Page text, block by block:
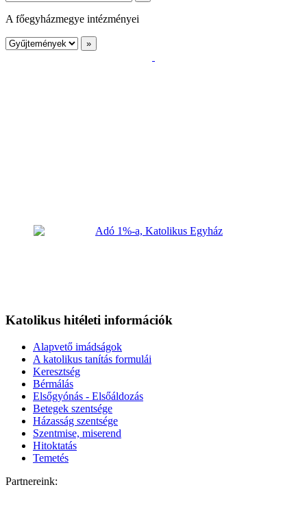
A főegyházmegye intézményei
Katolikus hitéleti információk
Alapvető imádságok
A katolikus tanítás formulái
Keresztség
Bérmálás
Elsőgyónás - Elsőáldozás
Betegek szentsége
Házasság szentsége
Szentmise, miserend
Hitoktatás
Temetés
Partnereink: